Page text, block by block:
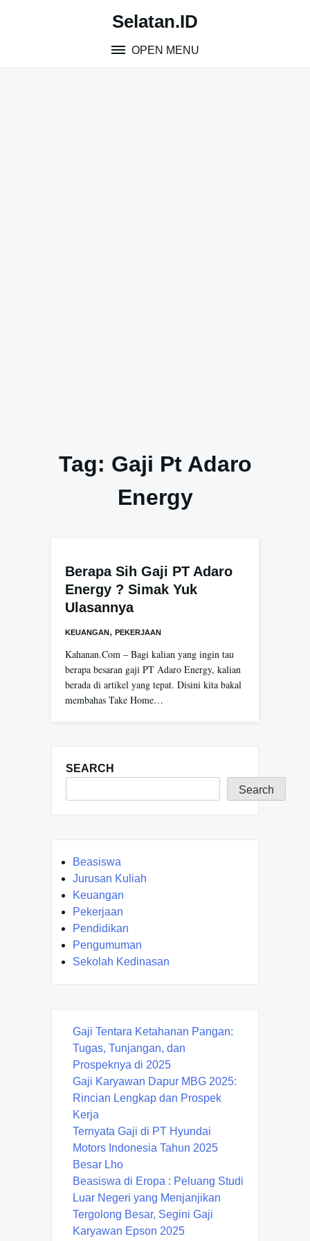
Selatan.ID
OPEN MENU
Tag: Gaji Pt Adaro
Energy
Berapa Sih Gaji PT Adaro
Energy ? Simak Yuk
Ulasannya
KEUANGAN, PEKERJAAN
Kahanan.Com – Bagi kalian yang ingin tau
berapa besaran gaji PT Adaro Energy, kalian
berada di artikel yang tepat. Disini kita bakal
membahas Take Home…
SEARCH
Search
Beasiswa
Jurusan Kuliah
Keuangan
Pekerjaan
Pendidikan
Pengumuman
Sekolah Kedinasan
Gaji Tentara Ketahanan Pangan:
Tugas, Tunjangan, dan
Prospeknya di 2025
Gaji Karyawan Dapur MBG 2025:
Rincian Lengkap dan Prospek
Kerja
Ternyata Gaji di PT Hyundai
Motors Indonesia Tahun 2025
Besar Lho
Beasiswa di Eropa : Peluang Studi
Luar Negeri yang Menjanjikan
Tergolong Besar, Segini Gaji
Karyawan Epson 2025